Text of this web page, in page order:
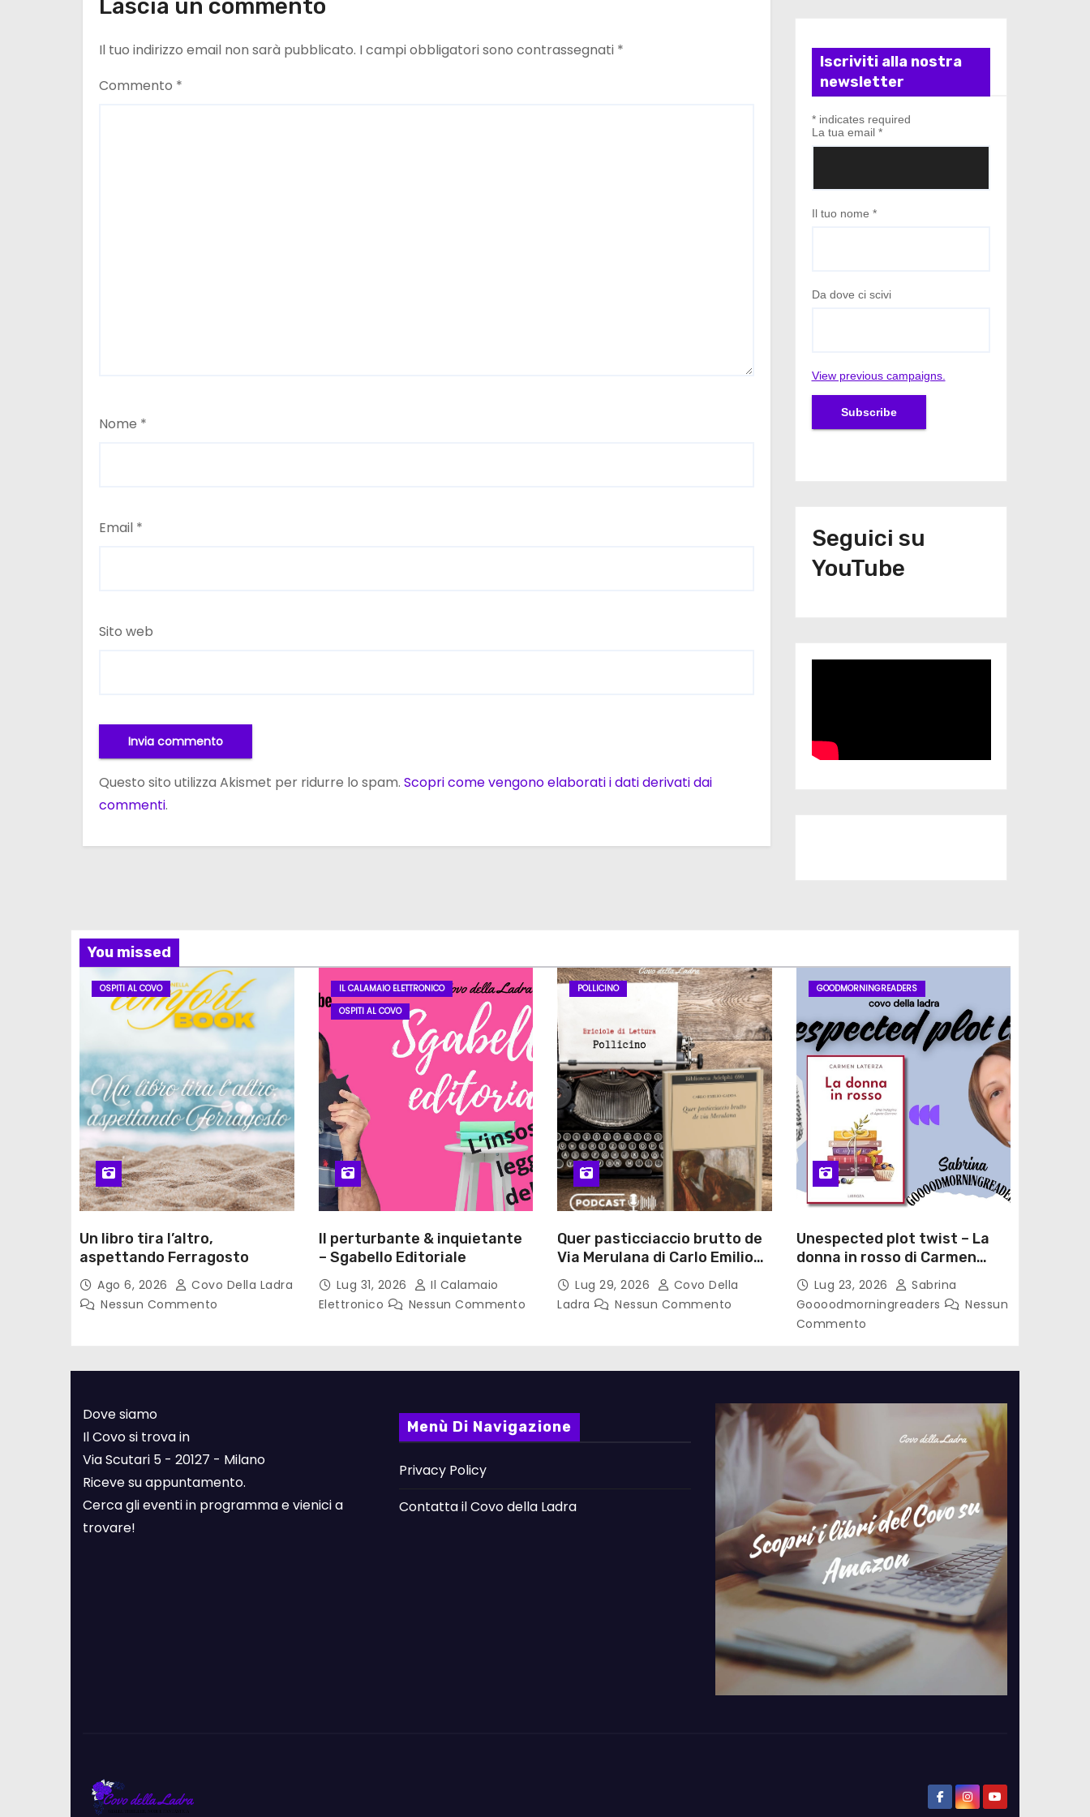
n
e
a
Lascia un commento
Il tuo indirizzo email non sarà pubblicato. I campi obbligatori sono contrassegnati *
Commento *
Nome *
Email *
Sito web
Questo sito utilizza Akismet per ridurre lo spam. Scopri come vengono elaborati i dati derivati dai
commenti.
Iscriviti alla nostra
newsletter
*indicates required
La tua email *
Il tuo nome *
Da dove ci scivi
View previous campaigns.
Seguici su
YouTube
You missed
OSPITI AL COVO
Un libro tira l’altro,
aspettando Ferragosto
Ago 6, 2026
Covo Della Ladra
Nessun Commento
IL CALAMAIO ELETTRONICO
OSPITI AL COVO
Il perturbante & inquietante
– Sgabello Editoriale
Lug 31, 2026
Il Calamaio
Elettronico
Nessun Commento
POLLICINO
Quer pasticciaccio brutto de
Via Merulana di Carlo Emilio
Gadda – Pollicino. Briciole di
lettura
Lug 29, 2026
Covo Della
Ladra
Nessun Commento
GOODMORNINGREADERS
Unespected plot twist – La
donna in rosso di Carmen
Laterza
Lug 23, 2026
Sabrina
Goooodmorningreaders
Nessun
Commento
Dove siamo
Il Covo si trova in
Via Scutari 5 - 20127 - Milano
Riceve su appuntamento.
Cerca gli eventi in programma e vienici a
trovare!
Menù Di Navigazione
Privacy Policy
Contatta il Covo della Ladra